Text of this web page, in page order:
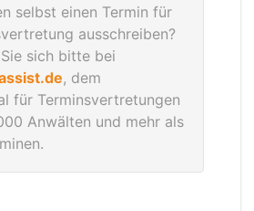
selbst einen Termin für
ausschreiben?
sich bitte bei
, dem
für Terminsvertretungen
Anwälten und mehr als